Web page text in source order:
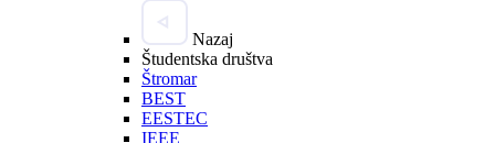
Nazaj
Študentska društva
Štromar
BEST
EESTEC
IEEE